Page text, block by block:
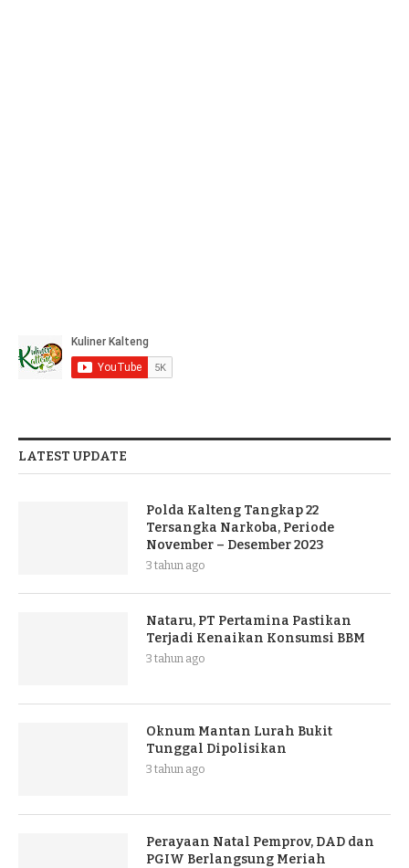
LATEST UPDATE
Polda Kalteng Tangkap 22
Tersangka Narkoba, Periode
November – Desember 2023
3 tahun ago
Nataru, PT Pertamina Pastikan
Terjadi Kenaikan Konsumsi BBM
3 tahun ago
Oknum Mantan Lurah Bukit
Tunggal Dipolisikan
3 tahun ago
Perayaan Natal Pemprov, DAD dan
PGIW Berlangsung Meriah